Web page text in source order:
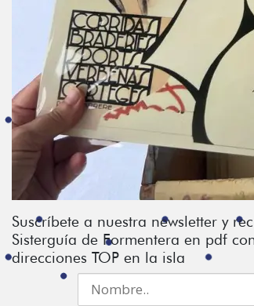
Suscríbete a nuestra newsletter y
Sisterguía de Formentera en pdf
direcciones TOP en la isla